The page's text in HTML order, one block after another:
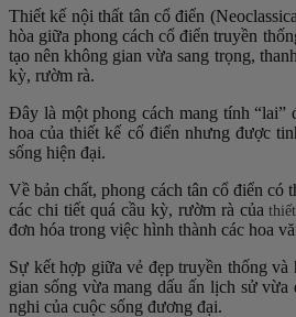
Thiết kế nội thất tân cổ điển
hòa giữa phong cách cổ điển truyền
tạo nên không gian vừa sang trọng,
kỳ, rườm rà.
Đây là một phong cách mang tính “lai”
hoa của thiết kế cổ điển nhưng được
sống hiện đại.
Về bản chất, phong cách tân cổ điển có
các chi tiết quá cầu kỳ, rườm rà của
đơn hóa trong việc hình thành các hoa
Sự kết hợp giữa vẻ đẹp truyền thống và
gian sống vừa mang dấu ấn lịch sử
nghi của cuộc sống đương đại.